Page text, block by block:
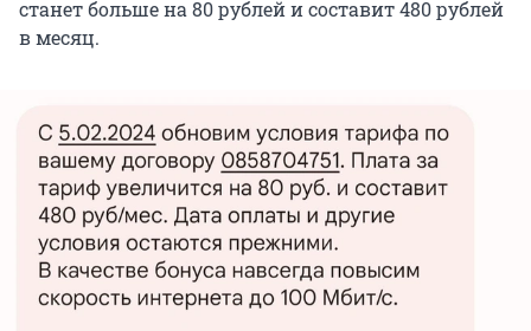
станет больше на 80 рублей и составит 480 рублей
в месяц.